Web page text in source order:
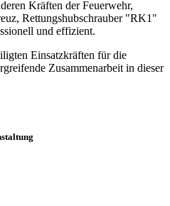
Kräften der Feuerwehr,
Rettungshubschrauber "RK1"
und effizient.
Einsatzkräften für die
Zusammenarbeit in dieser